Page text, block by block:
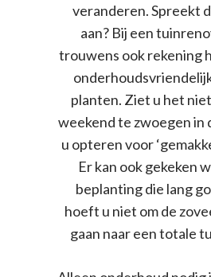
veranderen. Spreekt
aan? Bij een
trouwens ook rekening
planten. Ziet u het
weekend te zwoegen in
u opteren voor
Er kan ook gekeken
beplanting die lang
hoeft u niet om de
gaan naar een totale